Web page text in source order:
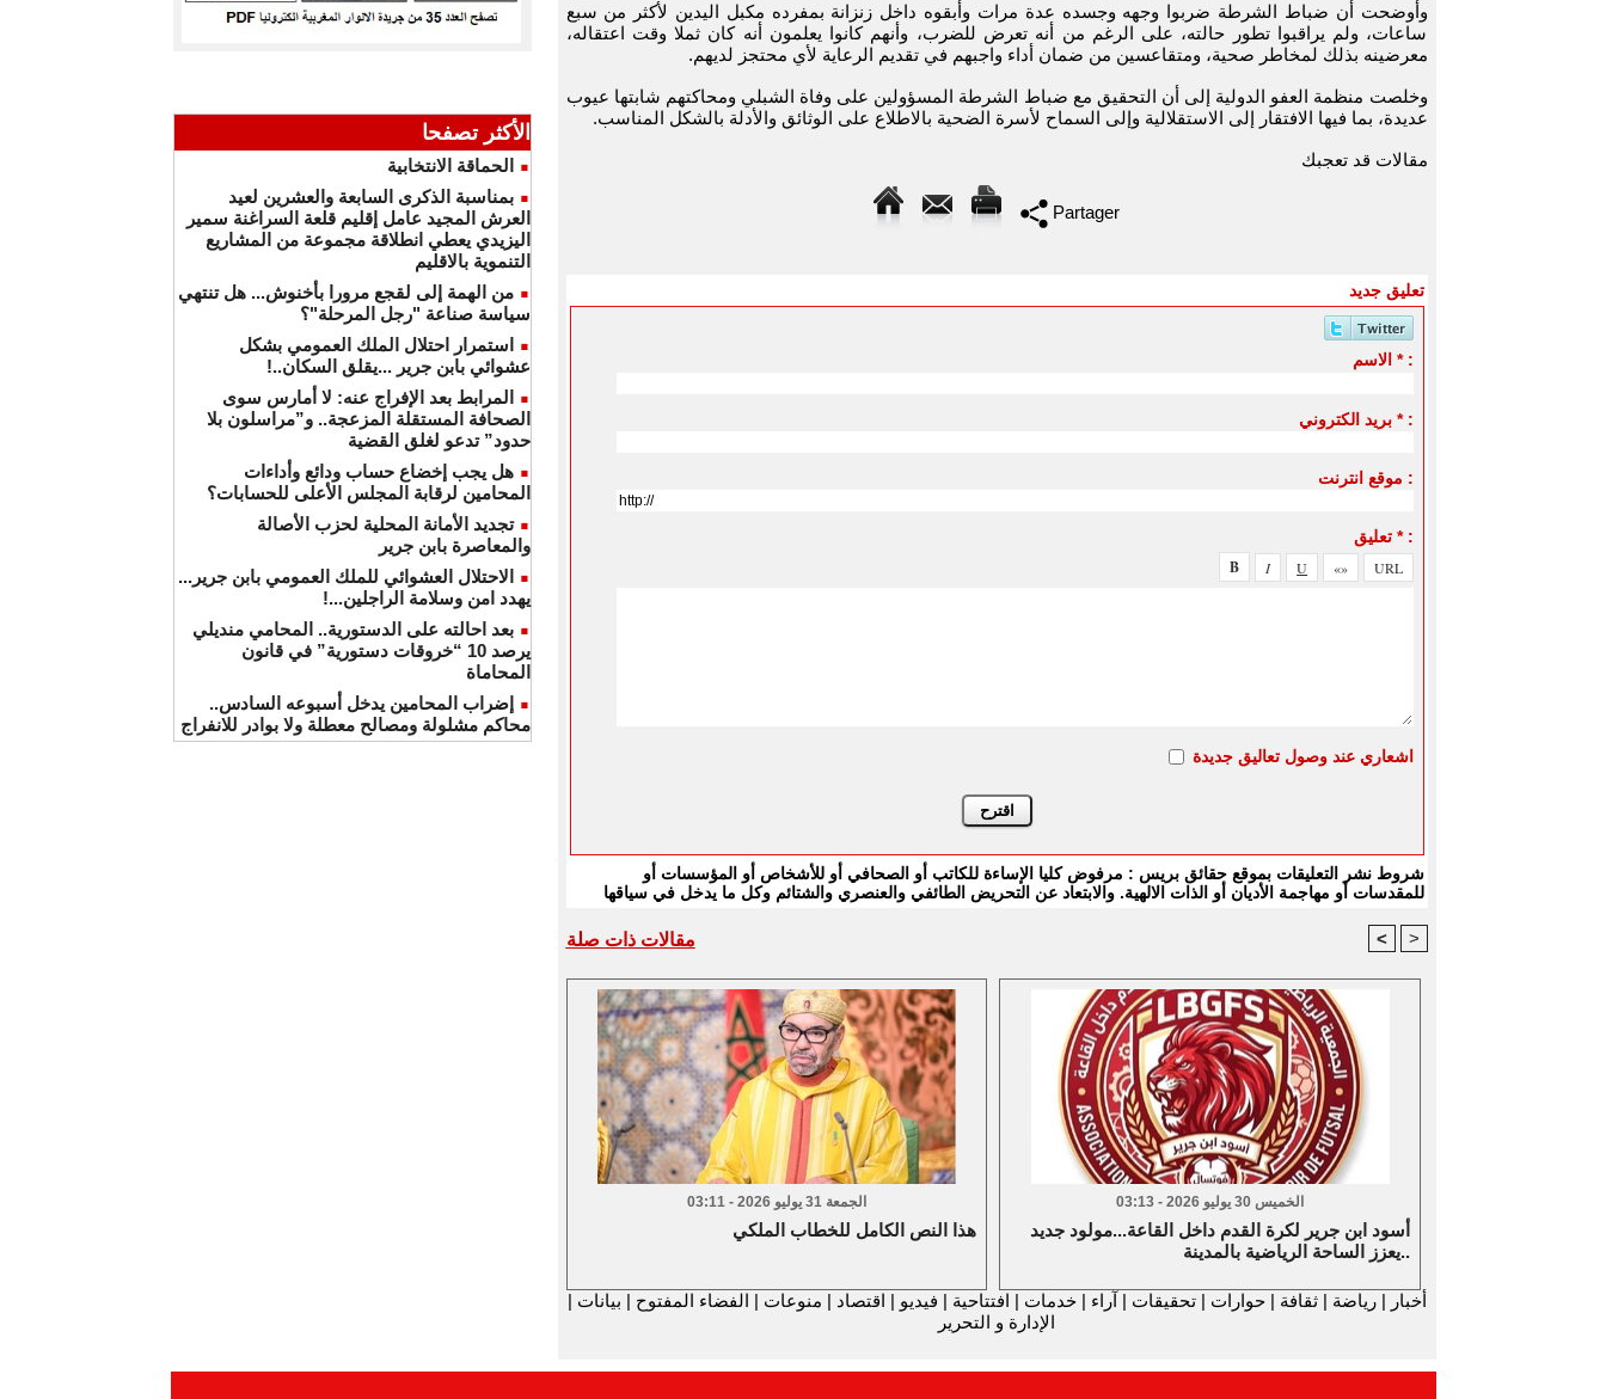
الأكثر تصفحا
الحماقة الانتخابية
بمناسبة الذكرى السابعة والعشرين لعيد
العرش المجيد عامل إقليم قلعة السراغنة سمير
اليزيدي يعطي انطلاقة مجموعة من المشاريع
التنموية بالاقليم
من الهمة إلى لقجع مرورا بأخنوش... هل تنتهي
سياسة صناعة "رجل المرحلة"؟
استمرار احتلال الملك العمومي بشكل
عشوائي بابن جرير ...يقلق السكان..!
المرابط بعد الإفراج عنه: لا أمارس سوى
الصحافة المستقلة المزعجة.. و”مراسلون بلا
حدود” تدعو لغلق القضية
هل يجب إخضاع حساب ودائع وأداءات
المحامين لرقابة المجلس الأعلى للحسابات؟
تجديد الأمانة المحلية لحزب الأصالة
والمعاصرة بابن جرير
الاحتلال العشوائي للملك العمومي بابن جرير...
يهدد امن وسلامة الراجلين...!
بعد احالته على الدستورية.. المحامي منديلي
يرصد 10 “خروقات دستورية” في قانون
المحاماة
إضراب المحامين يدخل أسبوعه السادس..
محاكم مشلولة ومصالح معطلة ولا بوادر للانفراج
وأوضحت أن ضباط الشرطة ضربوا وجهه وجسده عدة مرات وأبقوه داخل زنزانة بمفرده مكبل اليدين لأكثر من سبع
ساعات، ولم يراقبوا تطور حالته، على الرغم من أنه تعرض للضرب، وأنهم كانوا يعلمون أنه كان ثملا وقت اعتقاله،
معرضينه بذلك لمخاطر صحية، ومتقاعسين من ضمان أداء واجبهم في تقديم الرعاية لأي محتجز لديهم.
وخلصت منظمة العفو الدولية إلى أن التحقيق مع ضباط الشرطة المسؤولين على وفاة الشبلي ومحاكتهم شابتها عيوب
عديدة، بما فيها الافتقار إلى الاستقلالية وإلى السماح لأسرة الضحية بالاطلاع على الوثائق والأدلة بالشكل المناسب.
مقالات قد تعجبك
Partager
تعليق جديد
الاسم * :
بريد الكتروني * :
موقع انترنت :
تعليق * :
اشعاري عند وصول تعاليق جديدة
شروط نشر التعليقات بموقع حقائق بريس : مرفوض كليا الإساءة للكاتب أو الصحافي أو للأشخاص أو المؤسسات أو
للمقدسات أو مهاجمة الأديان أو الذات الالهية. والابتعاد عن التحريض الطائفي والعنصري والشتائم وكل ما يدخل في سياقها
مقالات ذات صلة < >
الجمعة 31 يوليو 2026 - 03:11
هذا النص الكامل للخطاب الملكي
الخميس 30 يوليو 2026 - 03:13
أسود ابن جرير لكرة القدم داخل القاعة...مولود جديد
يعزز الساحة الرياضية بالمدينة..
أخبار |رياضة |ثقافة |حوارات |تحقيقات | آراء |خدمات | افتتاحية | فيديو | اقتصاد | منوعات | الفضاء المفتوح | بيانات |
الإدارة و التحرير